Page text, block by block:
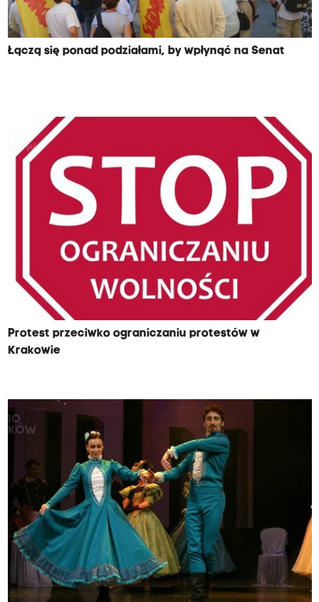
Łączą się ponad podziałami, by wpłynąć na Senat
Protest przeciwko ograniczaniu protestów w
Krakowie